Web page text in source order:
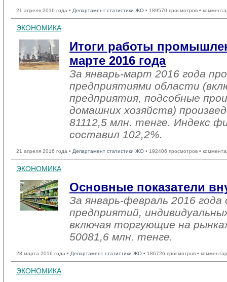
21 апреля 2016 года • Департамент статистики ЖО • 189570 просмотров •
ЭКОНОМИКА
Итоги работы
марте 2016 года
За январь-март 2016 года
предприятиями области
предприятия, подсобные
домашних хозяйств)
81112,5 млн. тенге. Индекс
составил 102,2%.
21 апреля 2016 года • Департамент статистики ЖО • 192406 просмотров •
ЭКОНОМИКА
Основные показатели
За январь-февраль 2016
предприятий,
включая торгующие на
50081,6 млн. тенге.
28 марта 2016 года • Департамент статистики ЖО • 186726 просмотров •
ЭКОНОМИКА